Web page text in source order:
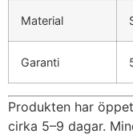
Material
Garanti
Produkten har
cirka 5–9 dagar.